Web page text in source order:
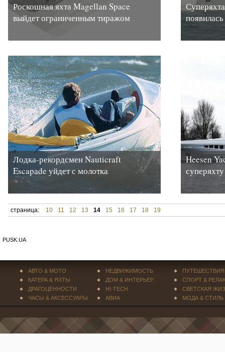
Роскошная яхта Magellan Space
выйдет ограниченным тиражом
Лодка-рекордсмен Nauticraft
Escapade уйдет с молотка
Heesen
суперяхту
страница: 10 11 12 13 14 15 16 17 18 19
PUSK.UA
АВТО & МОТО
КАТЕРА & ЯХТЫ
ДРАГОЦЕННОСТИ
ЧАСЫ & АКСЕССУАРЫ
НЕДВИЖИМОСТЬ
ДОМ & ИНТЕРЬЕР
HI-TECH
АВИА
ПУТЕШЕСТВИЯ
СПОРТ &
СВЕТСКАЯ
МОДА & СТИЛЬ